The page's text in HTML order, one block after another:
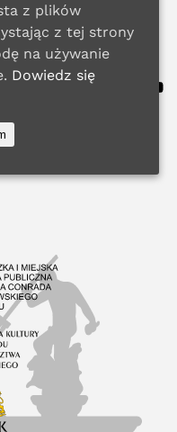
z plików
z tej strony
na używanie
Dowiedz się